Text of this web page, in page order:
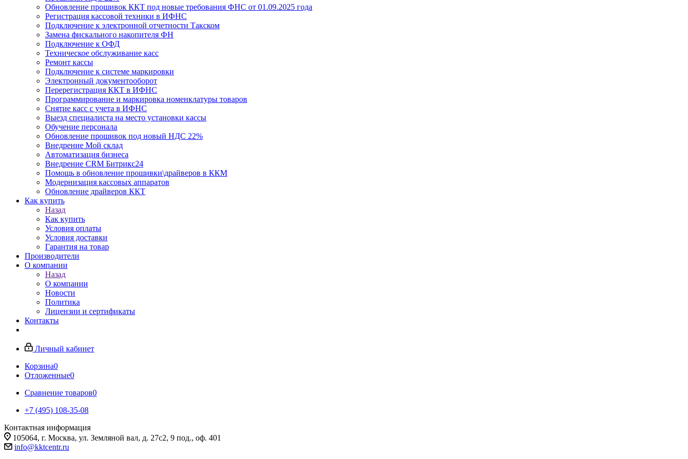
Обновление прошивок ККТ под новые требования ФНС от 01.09.2025 года
Регистрация кассовой техники в ИФНС
Подключение к электронной отчетности Такском
Замена фискального накопителя ФН
Подключение к ОФД
Техническое обслуживание касс
Ремонт кассы
Подключение к системе маркировки
Электронный документооборот
Перерегистрация ККТ в ИФНС
Программирование и маркировка номенклатуры товаров
Снятие касс с учета в ИФНС
Выезд специалиста на место установки кассы
Обучение персонала
Обновление прошивок под новый НДС 22%
Внедрение Мой склад
Автоматизация бизнеса
Внедрение CRM Битрикс24
Помощь в обновление прошивки\драйверов в ККМ
Модернизация кассовых аппаратов
Обновление драйверов ККТ
Как купить
Назад
Как купить
Условия оплаты
Условия доставки
Гарантия на товар
Производители
О компании
Назад
О компании
Новости
Политика
Лицензии и сертификаты
Контакты
Личный кабинет
Корзина0
Отложенные0
Сравнение товаров0
+7 (495) 108-35-08
Контактная информация
105064, г. Москва, ул. Земляной вал, д. 27с2, 9 под., оф. 401
info@kktcentr.ru